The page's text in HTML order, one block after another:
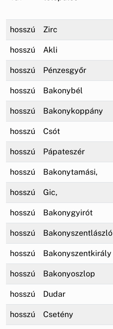
hosszú Zirc
hosszú Akli
hosszú Pénzesgyőr
hosszú Bakonybél
hosszú Bakonykoppány
hosszú Csót
hosszú Pápateszér
hosszú Bakonytamási,
hosszú Gic,
hosszú Bakonygyirót
hosszú Bakonyszentlászló
hosszú Bakonyszentkirály
hosszú Bakonyoszlop
hosszú Dudar
hosszú Csetény